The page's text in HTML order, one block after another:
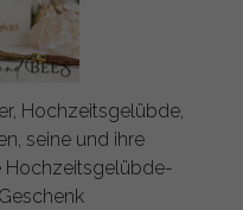
Hochzeitsgelübde,
seine und ihre
Hochzeitsgelübde-